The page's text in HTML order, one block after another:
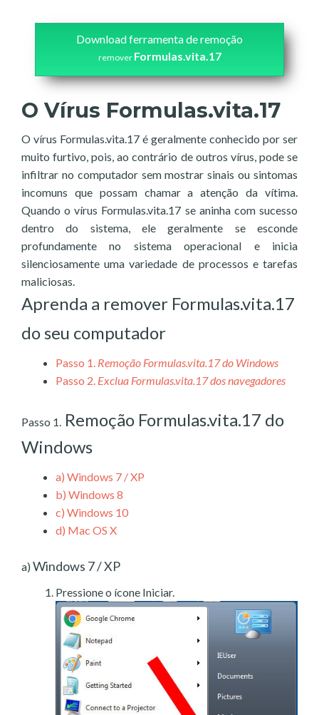
Download ferramenta de remoção
remover Formulas.vita.17
O Vírus Formulas.vita.17
O vírus Formulas.vita.17 é geralmente conhecido por ser
muito furtivo, pois, ao contrário de outros vírus, pode se
infiltrar no computador sem mostrar sinais ou sintomas
incomuns que possam chamar a atenção da vítima.
Quando o vírus Formulas.vita.17 se aninha com sucesso
dentro do sistema, ele geralmente se esconde
profundamente no sistema operacional e inicia
silenciosamente uma variedade de processos e tarefas
maliciosas.
Aprenda a remover Formulas.vita.17
do seu computador
Passo 1. Remoção Formulas.vita.17 do Windows
Passo 2. Exclua Formulas.vita.17 dos navegadores
Passo 1. Remoção Formulas.vita.17 do
Windows
a) Windows 7 / XP
b) Windows 8
c) Windows 10
d) Mac OS X
a) Windows 7 / XP
Pressione o ícone Iniciar.